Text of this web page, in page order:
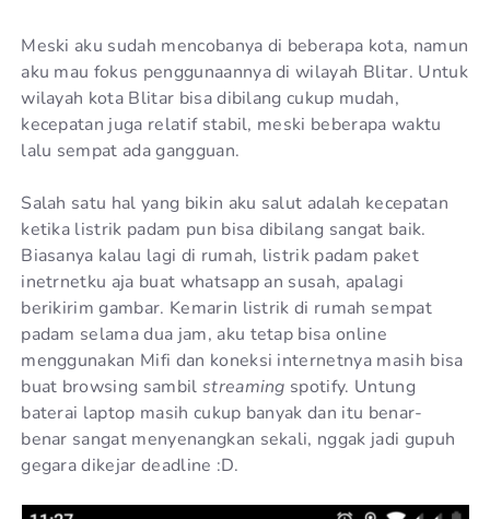
Meski aku sudah mencobanya di beberapa kota, namun
aku mau fokus penggunaannya di wilayah Blitar. Untuk
wilayah kota Blitar bisa dibilang cukup mudah,
kecepatan juga relatif stabil, meski beberapa waktu
lalu sempat ada gangguan.
Salah satu hal yang bikin aku salut adalah kecepatan
ketika listrik padam pun bisa dibilang sangat baik.
Biasanya kalau lagi di rumah, listrik padam paket
inetrnetku aja buat whatsapp an susah, apalagi
berikirim gambar. Kemarin listrik di rumah sempat
padam selama dua jam, aku tetap bisa online
menggunakan Mifi dan koneksi internetnya masih bisa
buat browsing sambil streaming spotify. Untung
baterai laptop masih cukup banyak dan itu benar-
benar sangat menyenangkan sekali, nggak jadi gupuh
gegara dikejar deadline :D.